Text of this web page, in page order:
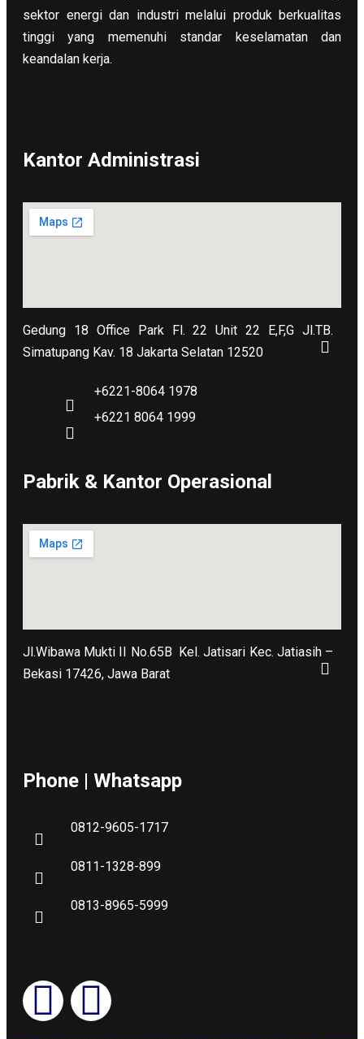
sektor energi dan industri melalui produk berkualitas
tinggi yang memenuhi standar keselamatan dan
keandalan kerja.
Kantor Administrasi
Gedung 18 Office Park Fl. 22 Unit 22 E,F,G Jl.TB.
Simatupang Kav. 18 Jakarta Selatan 12520
+6221-8064 1978
+6221 8064 1999
Pabrik & Kantor Operasional
Jl.Wibawa Mukti II No.65B Kel. Jatisari Kec. Jatiasih –
Bekasi 17426, Jawa Barat
Phone | Whatsapp
0812-9605-1717
0811-1328-899
0813-8965-5999